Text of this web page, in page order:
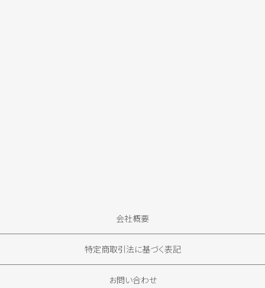
会社概要
特定商取引法に基づく表記
お問い合わせ